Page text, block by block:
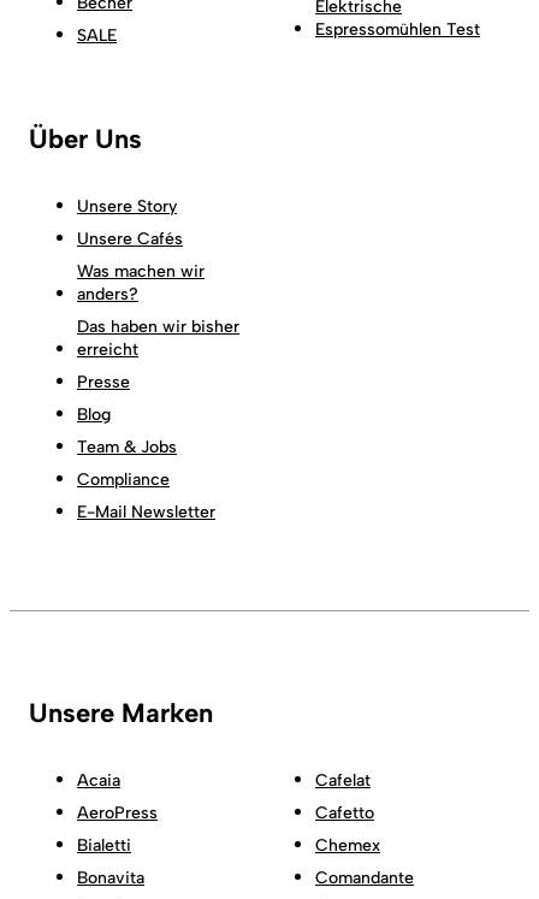
SALE
Elektrische
Espressomühlen Test
Über Uns
Unsere Story
Unsere Cafés
Was machen wir
anders?
Das haben wir bisher
erreicht
Presse
Blog
Team & Jobs
Compliance
E-Mail Newsletter
Unsere Marken
Acaia
AeroPress
Bialetti
Bonavita
Cafelat
Cafetto
Chemex
Comandante